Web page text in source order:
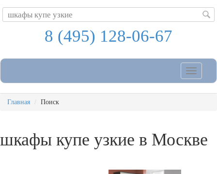
8 (495) 128-06-67
Toggle
Главная Поиск
шкафы купе узкие в Москве